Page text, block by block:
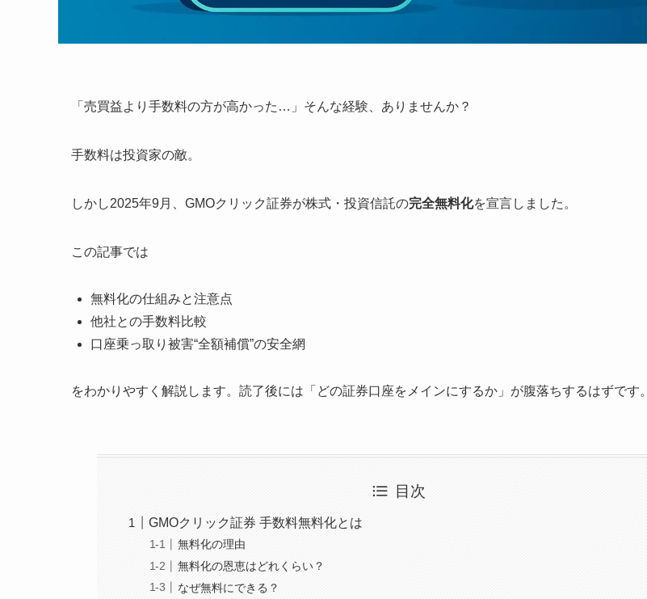
「売買益より手数料の方が高かった…」そんな経験、ありませんか？
手数料は投資家の敵。
しかし2025年9月、GMOクリック証券が株式・投資信託の完全無料化を宣言しました。
この記事では
無料化の仕組みと注意点
他社との手数料比較
口座乗っ取り被害“全額補償”の安全網
をわかりやすく解説します。読了後には「どの証券口座をメインにするか」が腹落ちするはずです。
目次
GMOクリック証券 手数料無料化とは
無料化の理由
無料化の恩恵はどれくらい？
なぜ無料にできる？